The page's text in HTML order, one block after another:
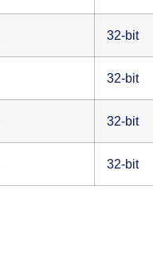
32-bit
32-bit
32-bit
32-bit